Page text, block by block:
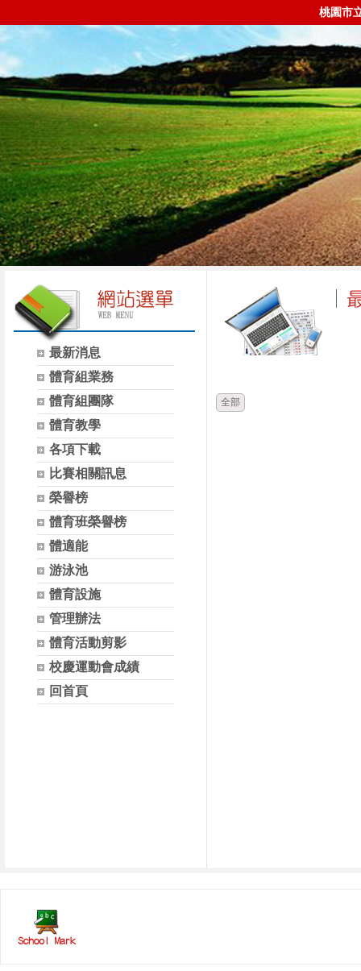
桃園市
最新消息
體育組業務
體育組團隊
體育教學
各項下載
比賽相關訊息
榮譽榜
體育班榮譽榜
體適能
游泳池
體育設施
管理辦法
體育活動剪影
校慶運動會成績
回首頁
全部